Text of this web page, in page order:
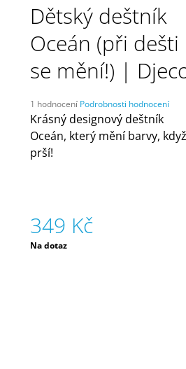
Dětský deštník
Oceán (při dešti
se mění!) |
Průměrné
hodnocení
produktu
je
5,0
1 hodnocení Podrobnosti hodnocení
Krásný designový deštník
Oceán, který mění barvy, když
prší!
349 Kč
Měrná
Na dotaz
ČELOVKA - ČESKÁ HÁDACÍ HRA
ČELENKAMI A KARTAMI | DVA